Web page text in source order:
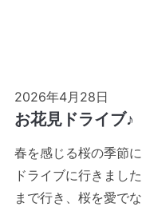
2026年4月28日
お花見ドライブ♪
春を感じる桜の季節
ドライブに行きまし
まで行き、桜を愛で